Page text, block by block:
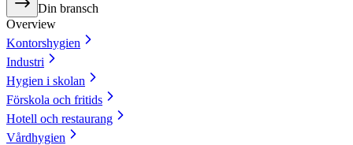
Din bransch
Overview
Kontorshygien
Industri
Hygien i skolan
Förskola och fritids
Hotell och restaurang
Vårdhygien